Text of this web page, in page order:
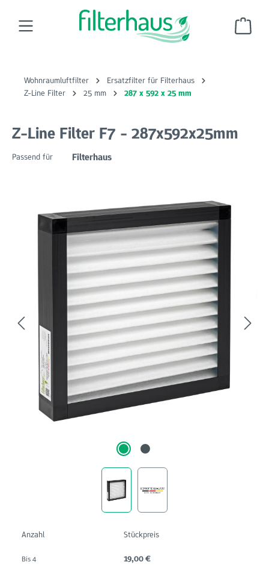
Zum Hauptinhalt springen
Wohnraumluftfilter
Ersatzfilter für Filterhaus
Z-Line Filter
25 mm 287 x 592 x 25 mm
Z-Line Filter F7 - 287x592x25mm
Passend für Filterhaus
Anzahl Stückpreis
Bis4 19,00 €